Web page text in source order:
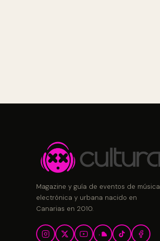
Magazine y guía de eventos de música
electrónica y urbana nacido en
Canarias en 2010.